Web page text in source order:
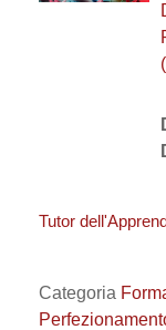
Tutor
Categoria